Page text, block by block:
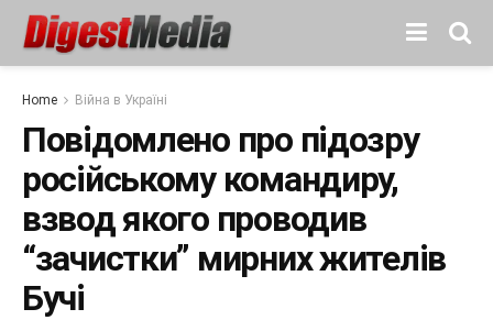
Home Війна в Україні
Повідомлено про підозру
російському командиру,
взвод якого проводив
“зачистки” мирних жителів
Бучі